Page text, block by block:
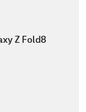
Z Fold8